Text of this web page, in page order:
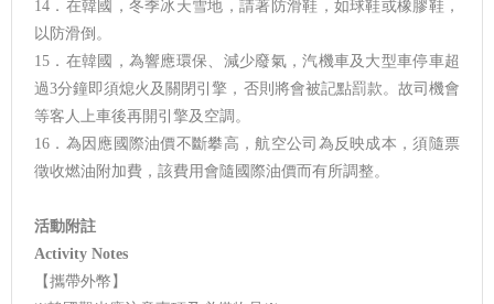
14．在韓國，冬季冰天雪地，請著防滑鞋，如球鞋或橡膠鞋，
以防滑倒。
15．在韓國，為響應環保、減少廢氣，汽機車及大型車停車超
過3分鐘即須熄火及關閉引擎，否則將會被記點罰款。故司機會
等客人上車後再開引擎及空調。
16．為因應國際油價不斷攀高，航空公司為反映成本，須隨票
徵收燃油附加費，該費用會隨國際油價而有所調整。
活動附註
Activity Notes
【攜帶外幣】